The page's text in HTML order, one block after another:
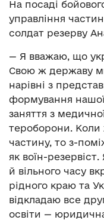
На посаді
управління
солдат резерву
— Я вважаю, що
Свою ж державу
нарівні з
формування нашої
заняття з
тероборони. Коли
частину, то з-
як воїн-
й вільного часу
рідного краю та
відкладаю все
освіти —